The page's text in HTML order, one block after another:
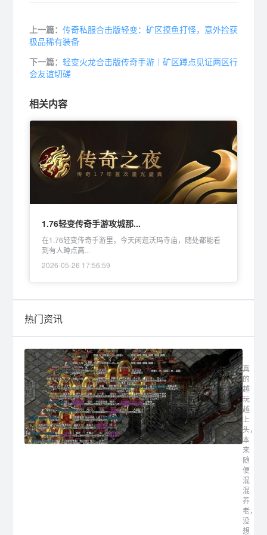
上一篇： 传奇私服合击版轻变：矿区摸鱼打怪，意外捡获
极品稀有装备
下一篇： 轻变火龙合击版传奇手游｜矿区蹲点见证两区行
会友谊切磋
相关内容
1.76轻变传奇手游攻城那...
在1.76轻变传奇手游里，今天闲逛沃玛寺庙，随处都能看
到有人蹲点高...
2026-05-26 17:56:59
热门资讯
真
的
越
玩
越
上
头，
本
来
随
便
混
混
养
老，
没
想